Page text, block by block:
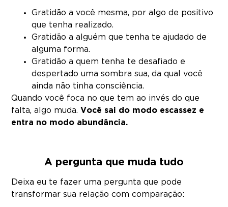
Gratidão a você mesma, por algo de positivo
que tenha realizado.
Gratidão a alguém que tenha te ajudado de
alguma forma.
Gratidão a quem tenha te desafiado e
despertado uma sombra sua, da qual você
ainda não tinha consciência.
Quando você foca no que tem ao invés do que
falta, algo muda. Você sai do modo escassez e
entra no modo abundância.
A pergunta que muda tudo
Deixa eu te fazer uma pergunta que pode
transformar sua relação com comparação: